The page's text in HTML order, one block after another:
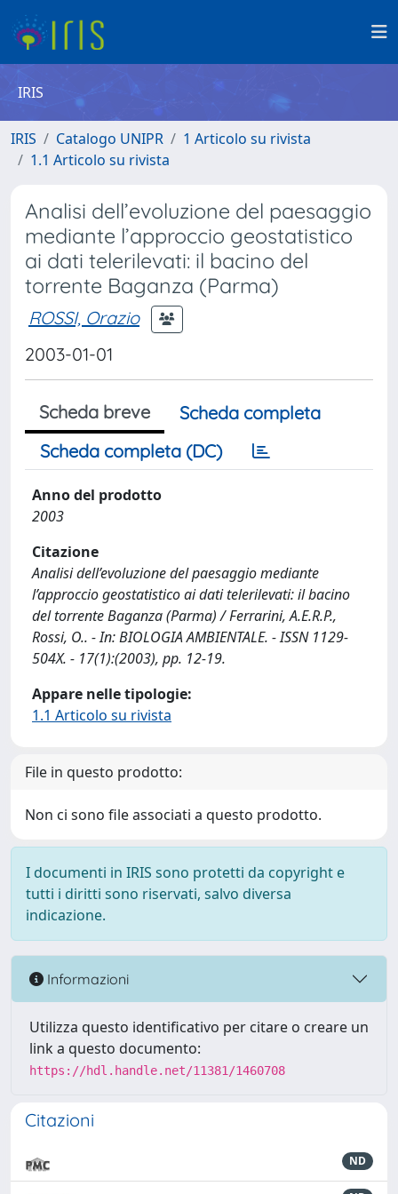
IRIS
IRIS Catalogo UNIPR
1 Articolo su rivista
1.1 Articolo su rivista
Analisi dell’evoluzione del paesaggio
mediante l’approccio geostatistico
ai dati telerilevati: il bacino del
torrente Baganza (Parma)
ROSSI, Orazio
2003-01-01
Scheda breve
Scheda completa
Scheda completa (DC)
Anno del prodotto
2003
Citazione
Analisi dell’evoluzione del paesaggio mediante
l’approccio geostatistico ai dati telerilevati: il bacino
del torrente Baganza (Parma) / Ferrarini, A.E.R.P.,
Rossi, O.. - In: BIOLOGIA AMBIENTALE. - ISSN 1129-
504X. - 17(1):(2003), pp. 12-19.
Appare nelle tipologie:
1.1 Articolo su rivista
File in questo prodotto:
Non ci sono file associati a questo prodotto.
I documenti in IRIS sono protetti da copyright e
tutti i diritti sono riservati, salvo diversa
indicazione.
Informazioni
Utilizza questo identificativo per citare o creare un
link a questo documento:
https://hdl.handle.net/11381/1460708
Citazioni
ND